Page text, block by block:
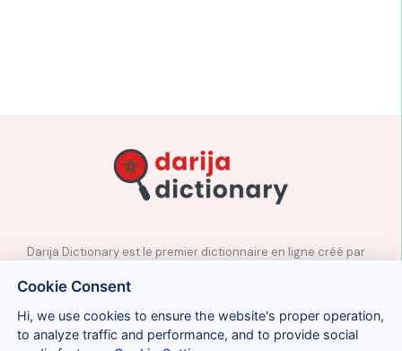
Darija Dictionary est le premier dictionnaire en ligne créé par
📲Réseaux sociaux
🤝🏼Proposer des mots
Cookie Consent
Hi, we use cookies to ensure the website's proper operation,
to analyze traffic and performance, and to provide social